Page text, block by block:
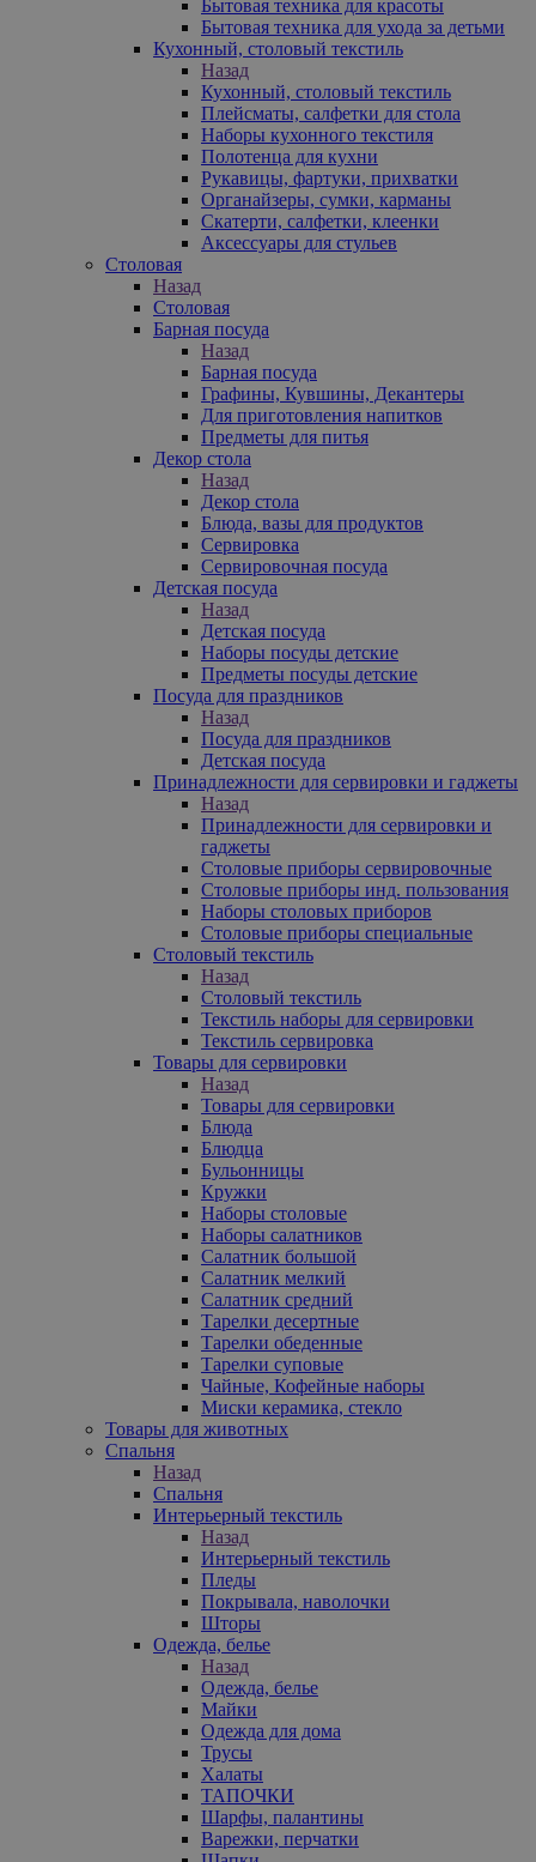
Бытовая техника для красоты
Бытовая техника для ухода за детьми
Кухонный, столовый текстиль
Назад
Кухонный, столовый текстиль
Плейсматы, салфетки для стола
Наборы кухонного текстиля
Полотенца для кухни
Рукавицы, фартуки, прихватки
Органайзеры, сумки, карманы
Скатерти, салфетки, клеенки
Аксессуары для стульев
Столовая
Назад
Столовая
Барная посуда
Назад
Барная посуда
Графины, Кувшины, Декантеры
Для приготовления напитков
Предметы для питья
Декор стола
Назад
Декор стола
Блюда, вазы для продуктов
Сервировка
Сервировочная посуда
Детская посуда
Назад
Детская посуда
Наборы посуды детские
Предметы посуды детские
Посуда для праздников
Назад
Посуда для праздников
Детская посуда
Принадлежности для сервировки и гаджеты
Назад
Принадлежности для сервировки и
гаджеты
Столовые приборы сервировочные
Столовые приборы инд. пользования
Наборы столовых приборов
Столовые приборы специальные
Столовый текстиль
Назад
Столовый текстиль
Текстиль наборы для сервировки
Текстиль сервировка
Товары для сервировки
Назад
Товары для сервировки
Блюда
Блюдца
Бульонницы
Кружки
Наборы столовые
Наборы салатников
Салатник большой
Салатник мелкий
Салатник средний
Тарелки десертные
Тарелки обеденные
Тарелки суповые
Чайные, Кофейные наборы
Миски керамика, стекло
Товары для животных
Спальня
Назад
Спальня
Интерьерный текстиль
Назад
Интерьерный текстиль
Пледы
Покрывала, наволочки
Шторы
Одежда, белье
Назад
Одежда, белье
Майки
Одежда для дома
Трусы
Халаты
ТАПОЧКИ
Шарфы, палантины
Варежки, перчатки